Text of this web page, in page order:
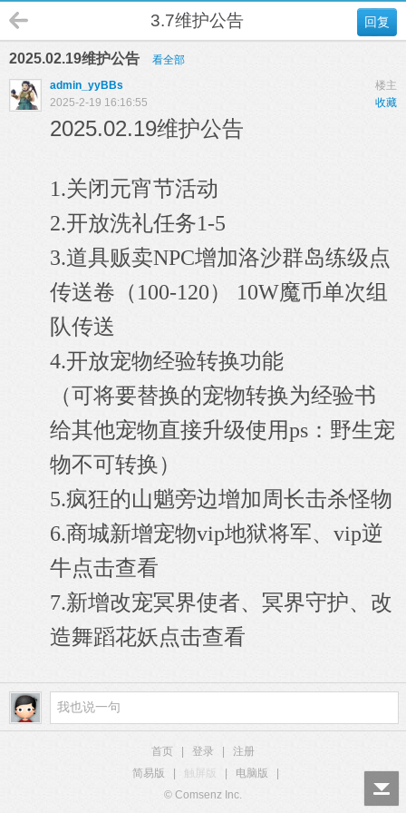
回复
3.7维护公告
2025.02.19维护公告
看全部
楼主
admin_yyBBs
收藏
2025-2-19 16:16:55
2025.02.19维护公告
1.关闭元宵节活动
2.开放洗礼任务1-5
3.道具贩卖NPC增加洛沙群岛练级点
传送卷（100-120） 10W魔币单次组
队传送
4.开放宠物经验转换功能
（可将要替换的宠物转换为经验书
给其他宠物直接升级使用ps：野生宠
物不可转换）
5.疯狂的山魈旁边增加周长击杀怪物
6.商城新增宠物vip地狱将军、vip逆
牛点击查看
7.新增改宠冥界使者、冥界守护、改
造舞蹈花妖点击查看
首页 登录
注册
简易版
触屏版 电脑版
© Comsenz Inc.